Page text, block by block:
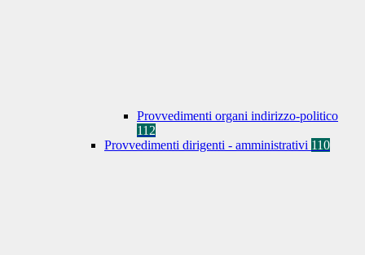
Provvedimenti organi indirizzo-politico
112
Provvedimenti dirigenti - amministrativi 110